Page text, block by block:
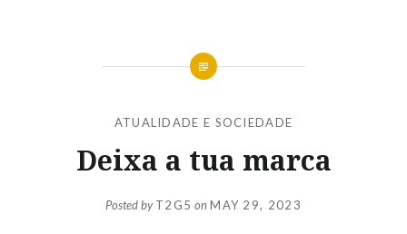
ATUALIDADE E SOCIEDADE
Deixa a tua marca
Posted byT2G5 onMAY 29, 2023